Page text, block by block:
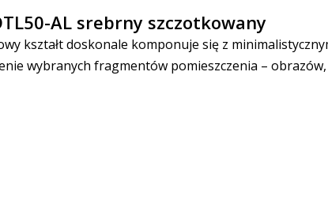
AL srebrny szczotkowany
kształt doskonale komponuje się z
wybranych fragmentów pomieszczenia –